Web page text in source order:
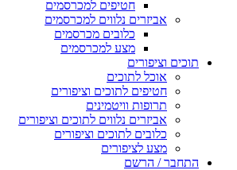
חטיפים למכרסמים
אביזרים נלווים למכרסמים
כלובים מכרסמים
מצע למכרסמים
תוכים וציפורים
אוכל לתוכים
חטיפים לתוכים וציפורים
תרופות וויטמינים
אביזרים נלווים לתוכים וציפורים
כלובים לתוכים וציפורים
מצע לציפורים
התחבר / הרשם